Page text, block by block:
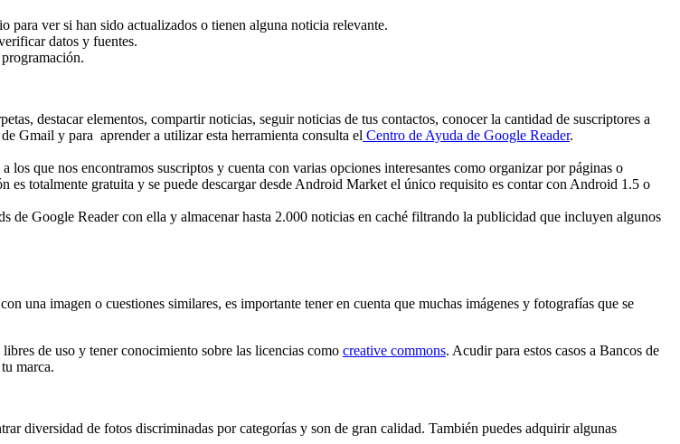
ver si han sido actualizados o tienen alguna noticia relevante.
datos y fuentes.
destacar elementos, compartir noticias, seguir noticias de tus contactos, conocer la cantidad de suscriptores a
Gmail y para aprender a utilizar esta herramienta consulta el Centro de Ayuda de Google Reader.
los que nos encontramos suscriptos y cuenta con varias opciones interesantes como organizar por páginas o
es totalmente gratuita y se puede descargar desde Android Market el único requisito es contar con Android 1.5 o
de Google Reader con ella y almacenar hasta 2.000 noticias en caché filtrando la publicidad que incluyen algunos
una imagen o cuestiones similares, es importante tener en cuenta que muchas imágenes y fotografías que se
de uso y tener conocimiento sobre las licencias como creative commons. Acudir para estos casos a Bancos de
marca.
diversidad de fotos discriminadas por categorías y son de gran calidad. También puedes adquirir algunas